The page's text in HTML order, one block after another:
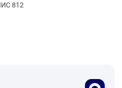
812